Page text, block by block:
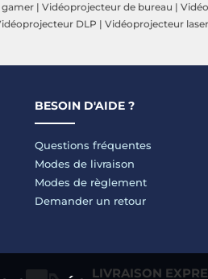
| Vidéoprojecteur de bureau |
DLP | Vidéoprojecteur laser
BESOIN D'AIDE ?
Questions fréquentes
Modes de livraison
Modes de règlement
Demander un retour
LIVRAISON